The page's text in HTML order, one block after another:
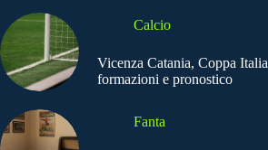
Calcio
Vicenza Catania, Coppa
formazioni e pronostico
Fanta